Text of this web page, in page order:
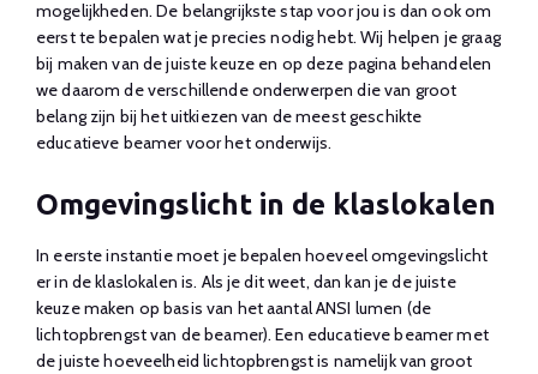
mogelijkheden. De belangrijkste stap voor jou is dan ook om
eerst te bepalen wat je precies nodig hebt. Wij helpen je graag
bij maken van de juiste keuze en op deze pagina behandelen
we daarom de verschillende onderwerpen die van groot
belang zijn bij het uitkiezen van de meest geschikte
educatieve beamer voor het onderwijs.
Omgevingslicht in de klaslokalen
In eerste instantie moet je bepalen hoeveel omgevingslicht
er in de klaslokalen is. Als je dit weet, dan kan je de juiste
keuze maken op basis van het aantal ANSI lumen (de
lichtopbrengst van de beamer). Een educatieve beamer met
de juiste hoeveelheid lichtopbrengst is namelijk van groot